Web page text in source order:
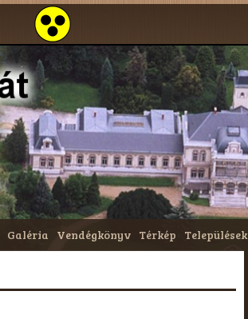
Galéria Vendégkönyv Térkép Települések